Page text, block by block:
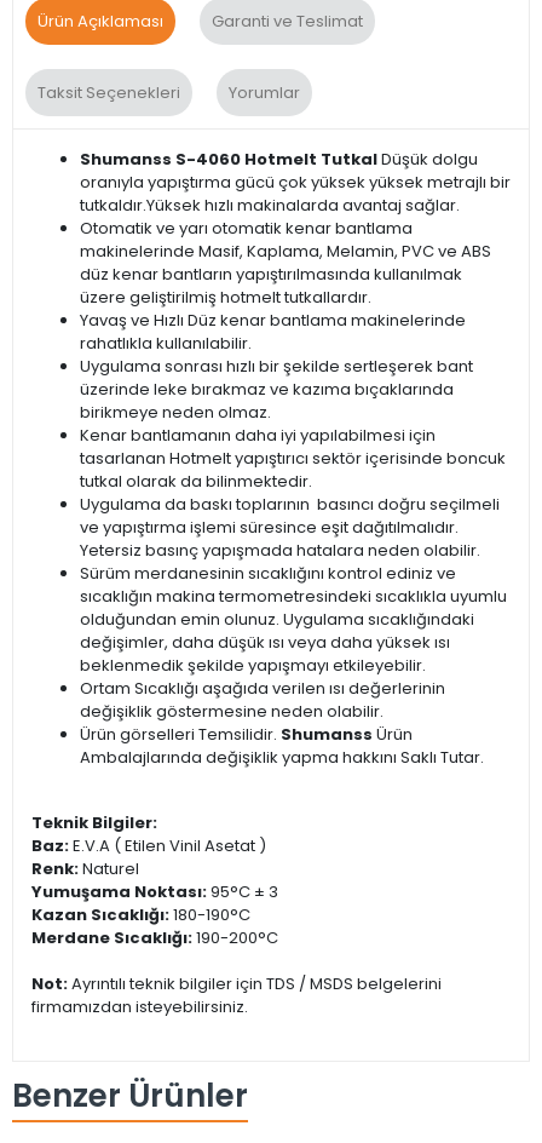
Ürün Açıklaması Garanti ve Teslimat
Taksit Seçenekleri Yorumlar
Shumanss S-4060 Hotmelt TutkalDüşük dolgu
oranıyla yapıştırma gücü çok yüksek yüksek metrajlı bir
tutkaldır.Yüksek hızlı makinalarda avantaj sağlar.
Otomatik ve yarı otomatik kenar bantlama
makinelerinde Masif, Kaplama, Melamin, PVC ve ABS
düz kenar bantların yapıştırılmasında kullanılmak
üzere geliştirilmiş hotmelt tutkallardır.
Yavaş ve Hızlı Düz kenar bantlama makinelerinde
rahatlıkla kullanılabilir.
Uygulama sonrası hızlı bir şekilde sertleşerek bant
üzerinde leke bırakmaz ve kazıma bıçaklarında
birikmeye neden olmaz.
Kenar bantlamanın daha iyi yapılabilmesi için
tasarlanan Hotmelt yapıştırıcı sektör içerisinde boncuk
tutkal olarak da bilinmektedir.
Uygulama da baskı toplarının basıncı doğru seçilmeli
ve yapıştırma işlemi süresince eşit dağıtılmalıdır.
Yetersiz basınç yapışmada hatalara neden olabilir.
Sürüm merdanesinin sıcaklığını kontrol ediniz ve
sıcaklığın makina termometresindeki sıcaklıkla uyumlu
olduğundan emin olunuz. Uygulama sıcaklığındaki
değişimler, daha düşük ısı veya daha yüksek ısı
beklenmedik şekilde yapışmayı etkileyebilir.
Ortam Sıcaklığı aşağıda verilen ısı değerlerinin
değişiklik göstermesine neden olabilir.
Ürün görselleri Temsilidir. Shumanss Ürün
Ambalajlarında değişiklik yapma hakkını Saklı Tutar.
Teknik Bilgiler:
Baz:E.V.A ( Etilen Vinil Asetat )
Renk:Naturel
Yumuşama Noktası:95°C ± 3
Kazan Sıcaklığı:180-190°C
Merdane Sıcaklığı:190-200°C
Not:Ayrıntılı teknik bilgiler için TDS / MSDS belgelerini
firmamızdan isteyebilirsiniz.
Benzer Ürünler